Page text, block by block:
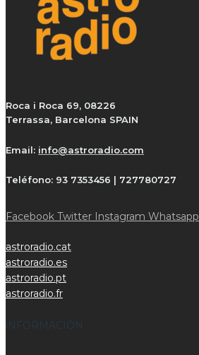
Roca i Roca 69, 08226
Terrassa, Barcelona SPAIN
Email: info@astroradio.com
Teléfono: 93 7353456 | 727780727
Facebook Twitter Instagram Whatsapp
astroradio.cat
astroradio.es
astroradio.pt
astroradio.fr
iNFORMACIÓN